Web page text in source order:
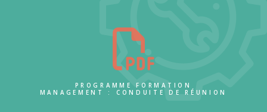
PROGRAMME FORMATION
MANAGEMENT : CONDUITE DE RÉUNION